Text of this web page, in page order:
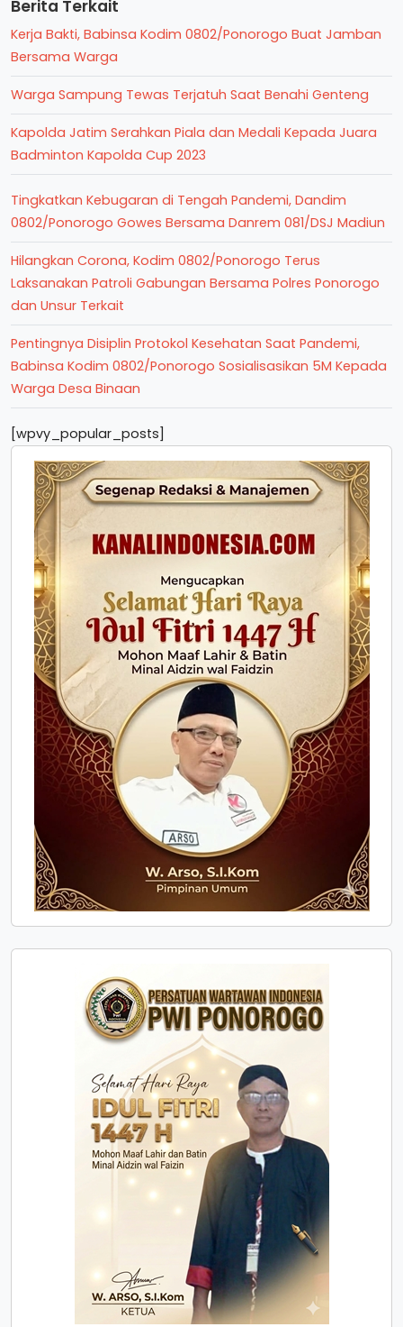
Berita Terkait
Kerja Bakti, Babinsa Kodim 0802/Ponorogo Buat Jamban
Bersama Warga
Warga Sampung Tewas Terjatuh Saat Benahi Genteng
Kapolda Jatim Serahkan Piala dan Medali Kepada Juara
Badminton Kapolda Cup 2023
Tingkatkan Kebugaran di Tengah Pandemi, Dandim
0802/Ponorogo Gowes Bersama Danrem 081/DSJ Madiun
Hilangkan Corona, Kodim 0802/Ponorogo Terus
Laksanakan Patroli Gabungan Bersama Polres Ponorogo
dan Unsur Terkait
Pentingnya Disiplin Protokol Kesehatan Saat Pandemi,
Babinsa Kodim 0802/Ponorogo Sosialisasikan 5M Kepada
Warga Desa Binaan
[wpvy_popular_posts]